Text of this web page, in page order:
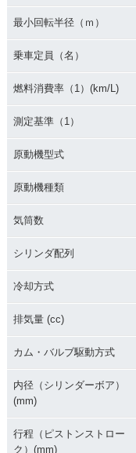
最小回転半径（ｍ）
乗車定員（名）
燃料消費率（1）(km/L)
測定基準（1）
原動機型式
原動機種類
気筒数
シリンダ配列
冷却方式
排気量 (cc)
カム・バルブ駆動方式
内径（シリンダーボア）
(mm)
行程（ピストンストロー
ク）(mm)